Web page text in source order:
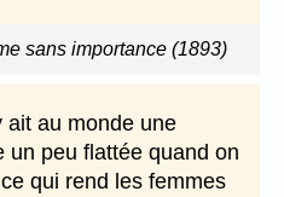
sans importance (1893)
ait au monde une
un peu flattée quand on
qui rend les femmes